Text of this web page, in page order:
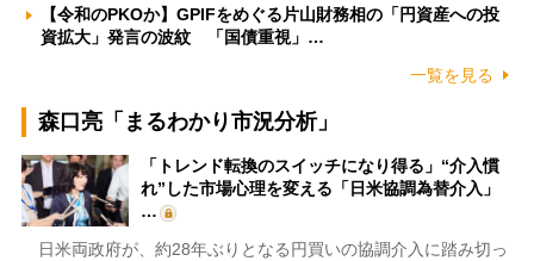
【令和のPKOか】GPIFをめぐる片山財務相の「円資産への投
資拡大」発言の波紋 「国債重視」…
一覧を見る
森口亮「まるわかり市況分析」
「トレンド転換のスイッチになり得る」“介入慣
れ”した市場心理を変える「日米協調為替介入」
…
日米両政府が、約28年ぶりとなる円買いの協調介入に踏み切っ